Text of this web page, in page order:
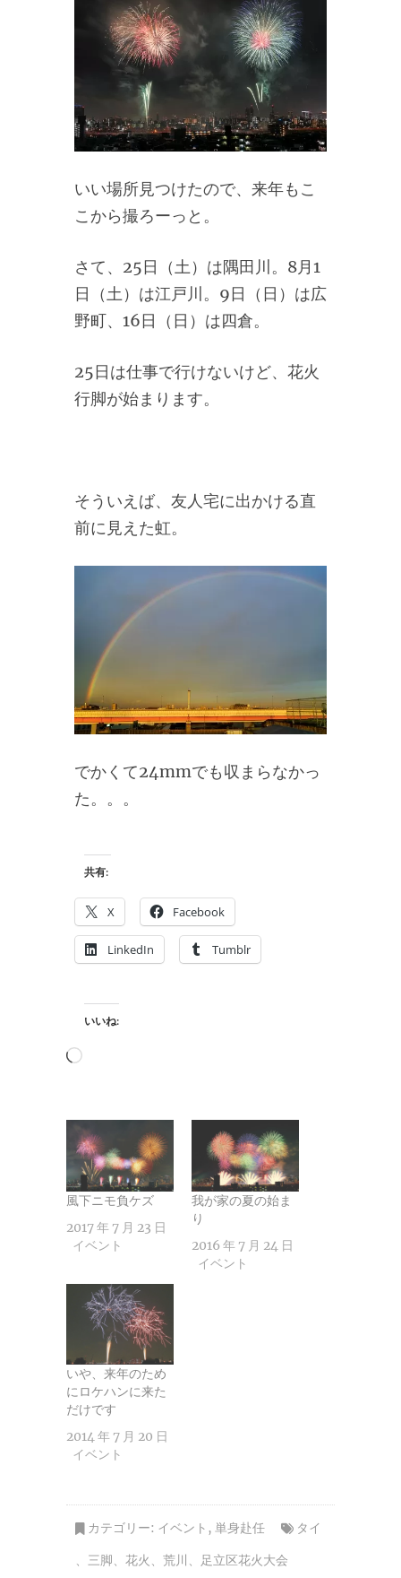
いい場所見つけたので、来年もこ
こから撮ろーっと。
さて、25日（土）は隅田川。8月1
日（土）は江戸川。9日（日）は広
野町、16日（日）は四倉。
25日は仕事で行けないけど、花火
行脚が始まります。
そういえば、友人宅に出かける直
前に見えた虹。
でかくて24mmでも収まらなかっ
た。。。
共有:
X Facebook
LinkedIn Tumblr
いいね:
読
中…
風下ニモ負ケズ
2017 年 7 月 23 日
イベント
我が家の夏の始ま
り
2016 年 7 月 24 日
イベント
いや、来年のため
にロケハンに来た
だけです
2014 年 7 月 20 日
イベント
カテゴリー: イベント , 単身赴任
タイ
、 三脚、 花火 、 荒川 、 足立区花火大会